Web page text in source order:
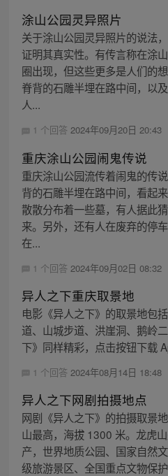
涂山公园灵异照片
关于涂山公园灵异照片的说法
证明其真实性。有传言称在涂
圈出现，但这些更多是人们的
脊背的石雕半埋在路中间，以
人...
1 个回答 2024年09月20日 20:43
重庆涂山公园闹鬼传说
重庆涂山公园流传着闹鬼的传
背的石雕半埋在路中间，看起
散散分布着一些墓，有人据此
来。另外，还有人在废弃的停
在...
1 个回答 2024年09月02日 08:32
异人之下重庆取景地
电影《异人之下》的取景地包
道、山城步道、洪崖洞、鹅岭
下》同样精彩，点击按钮下载
1 个回答 2024年08月14日 18:48
异人之下网剧拍摄地点
网剧《异人之下》的拍摄取景
山最高，海拔 1300 米。龙虎
产，世界地质公园、国家自然
级旅游景区、全国重点文物保